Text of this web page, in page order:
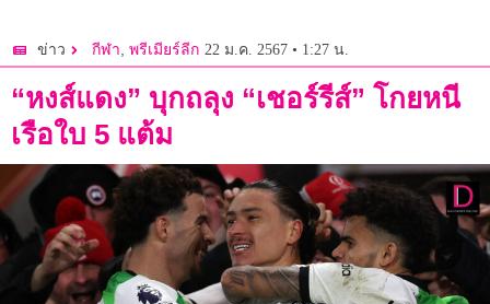
ข่าว กีฬา, พรีเมียร์ลีก 22 ม.ค. 2567 • 1:27 น.
“หงส์แดง” บุกถลุง “เชอร์รีส์” โกยหนี
เรือใบ 5 แต้ม